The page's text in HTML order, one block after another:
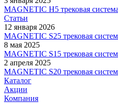
MAGNETIC H5 трековая
Статьи
12 января 2026
MAGNETIC S25 трековая
8 мая 2025
MAGNETIC S15 трековая
2 апреля 2025
MAGNETIC S20 трековая
Каталог
Акции
Компания